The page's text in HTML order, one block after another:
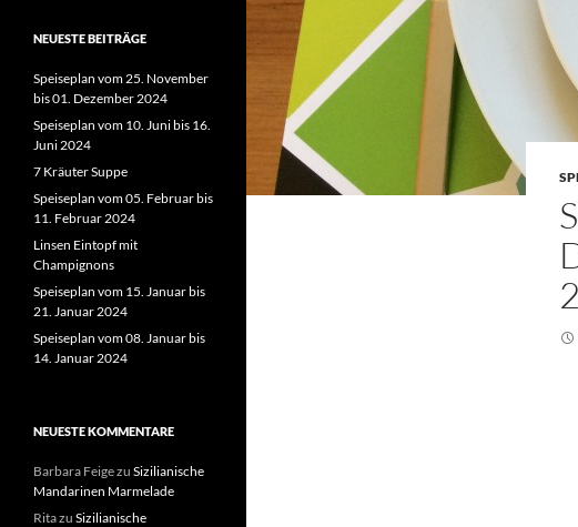
NEUESTE BEITRÄGE
Speiseplan vom 25. November
bis 01. Dezember 2024
Speiseplan vom 10. Juni bis 16.
Juni 2024
7 Kräuter Suppe
Speiseplan vom 05. Februar bis
11. Februar 2024
Linsen Eintopf mit
Champignons
Speiseplan vom 15. Januar bis
21. Januar 2024
Speiseplan vom 08. Januar bis
14. Januar 2024
NEUESTE KOMMENTARE
Barbara Feigezu Sizilianische
Mandarinen Marmelade
Ritazu Sizilianische